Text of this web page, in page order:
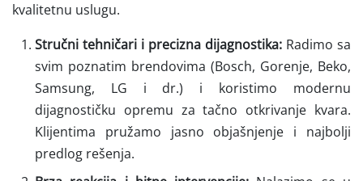
kvalitetnu uslugu.
Stručni tehničari i precizna dijagnostika: Radimo sa
svim poznatim brendovima (Bosch, Gorenje, Beko,
Samsung, LG i dr.) i koristimo modernu
dijagnostičku opremu za tačno otkrivanje kvara.
Klijentima pružamo jasno objašnjenje i najbolji
predlog rešenja.